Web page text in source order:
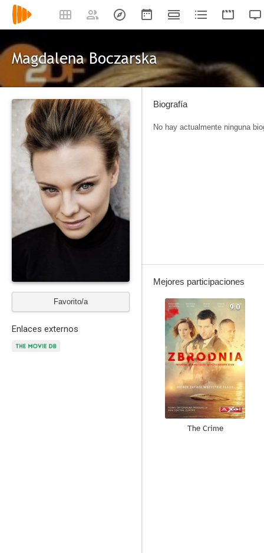
Magdalena Boczarska
Favorito/a
Enlaces externos
Biografía
No hay actualmente ninguna
Mejores participaciones
9.0
The Crime